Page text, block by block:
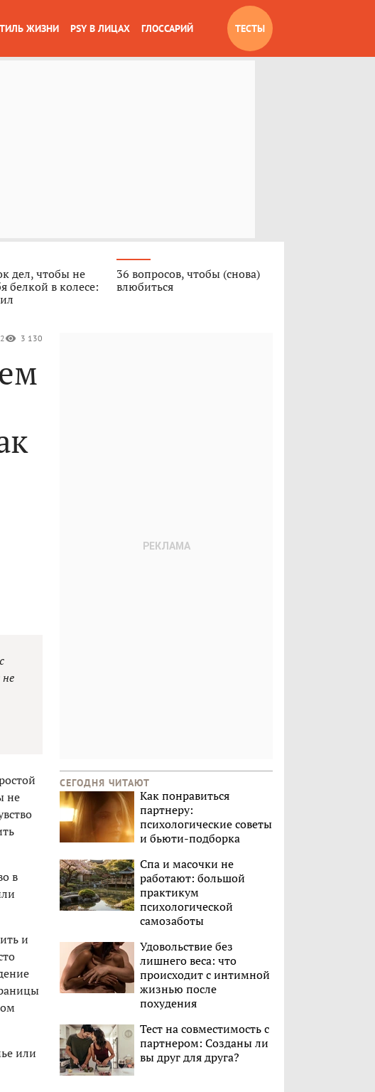
ЖИЗНИ PSY В ЛИЦАХ ГЛОССАРИЙ ТЕСТЫ
дел, чтобы не
белкой в колесе:
36 вопросов, чтобы (снова)
влюбиться
2 3 130
не
в
и
или
СЕГОДНЯ ЧИТАЮТ
Как понравиться
партнеру:
психологические советы
и бьюти-подборка
Спа и масочки не
работают: большой
практикум
психологической
самозаботы
Удовольствие без
лишнего веса: что
происходит с интимной
жизнью после
похудения
Тест на совместимость с
партнером: Созданы ли
вы друг для друга?